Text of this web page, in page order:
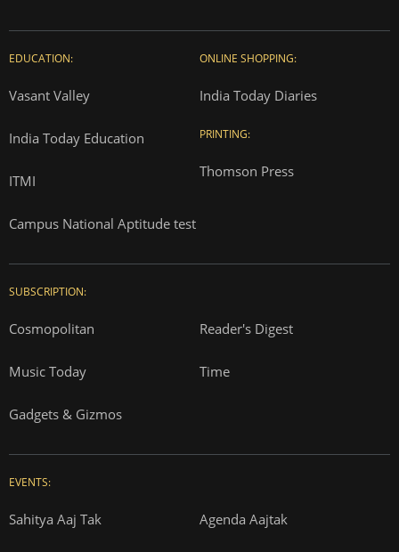
EDUCATION:
Vasant Valley
India Today Education
ITMI
Campus National Aptitude test
ONLINE SHOPPING:
India Today Diaries
PRINTING:
Thomson Press
SUBSCRIPTION:
Cosmopolitan Reader's Digest
Music Today Time
Gadgets & Gizmos
EVENTS:
Sahitya Aaj Tak Agenda Aajtak